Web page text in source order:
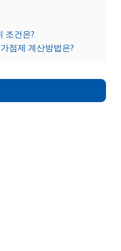
조건은?
점제 계산방법은?